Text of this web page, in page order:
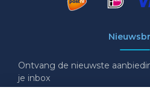
Ontvang de nieuwste
je inbox